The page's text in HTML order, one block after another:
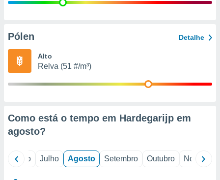
e
de
Pólen Detalhe
Alto
Relva (51 #/m³)
Como está o tempo em Hardegarijp em
agosto?
Junho Julho Agosto Setembro Outubro Novembro